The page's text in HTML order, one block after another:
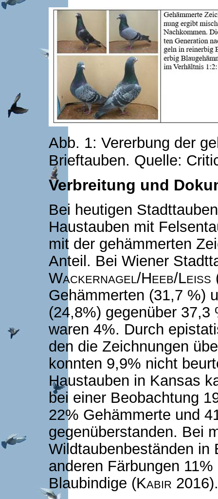
Abb. 1: Vererbung der
Brieftauben. Quelle:
Verbreitung und
Bei heutigen
Haustauben mit
mit der gehämmerten
Anteil. Bei Wiener
Wackernagel/Heeb/Leiss
Gehämmerten (31,7 %)
(24,8%) gegenüber
waren 4%. Durch
den die Zeichnungen
konnten 9,9% nicht
Haustauben in Kansas
bei einer Beobachtung
22% Gehämmerte und
gegenüberstanden. Bei
Wildtaubenbeständen in
anderen Färbungen
Blaubindige (Kabir